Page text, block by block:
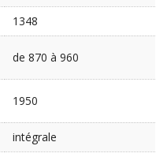
1348
de 870 à 960
1950
intégrale